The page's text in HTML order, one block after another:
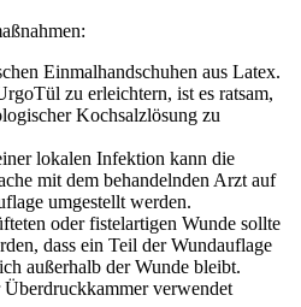
Einmalhandschuhen aus Latex.
zu erleichtern, ist es ratsam,
Kochsalzlösung zu
lokalen Infektion kann die
mit dem behandelnden Arzt auf
umgestellt werden.
oder fistelartigen Wunde sollte
dass ein Teil der Wundauflage
außerhalb der Wunde bleibt.
verwendet